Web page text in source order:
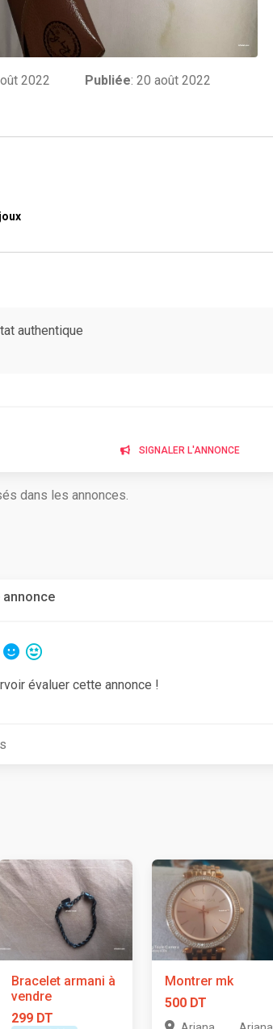
2022 Publiée: 20 août 2022
authentique
SIGNALER L'ANNONCE
dans les annonces.
annonce
évaluer cette annonce !
Bracelet armani à
vendre
299 DT
Montrer mk
500 DT